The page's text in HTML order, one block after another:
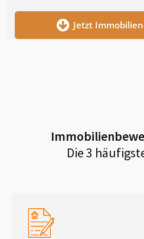
Jetzt
Die 3